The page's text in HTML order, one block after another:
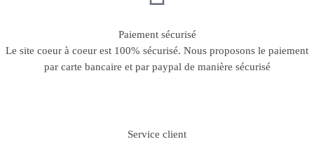
Paiement sécurisé
Le site coeur à coeur est 100% sécurisé. Nous proposons le paiement
par carte bancaire et par paypal de manière sécurisé
Service client